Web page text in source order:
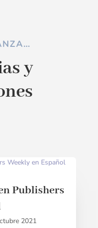
y
Publishers
2021